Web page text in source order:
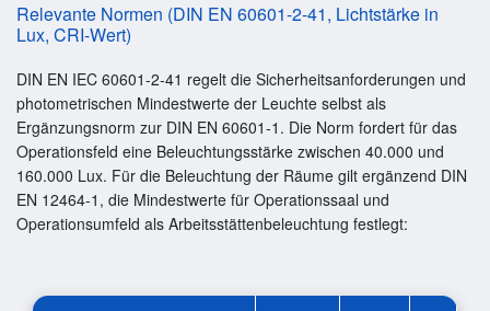
Relevante Normen (DIN EN 60601-2-41, Lichtstärke in
Lux, CRI-Wert)
DIN EN IEC 60601-2-41 regelt die Sicherheitsanforderungen und
photometrischen Mindestwerte der Leuchte selbst als
Ergänzungsnorm zur DIN EN 60601-1. Die Norm fordert für das
Operationsfeld eine Beleuchtungsstärke zwischen 40.000 und
160.000 Lux. Für die Beleuchtung der Räume gilt ergänzend DIN
EN 12464-1, die Mindestwerte für Operationssaal und
Operationsumfeld als Arbeitsstättenbeleuchtung festlegt: